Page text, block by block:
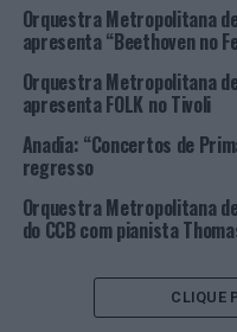
O bilhete de Campismo
um custo de 10€ para o
jovens portadores do
incluikit To Mora Land,
4 a 6 de agosto,
ainda bilhetes para o
a oportunidade de viver
organização.
Orquestra Metropolitana
apresenta “Beethoven no
Orquestra Metropolitana
apresenta FOLK no Tivoli
Anadia: “Concertos de
regresso
Orquestra Metropolitana
do CCB com pianista
CLIQUE